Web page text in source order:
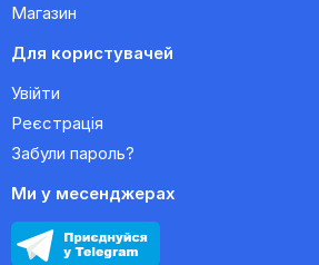
Магазин
Для користувачей
Увійти
Реєстрація
Забули пароль?
Ми у месенджерах